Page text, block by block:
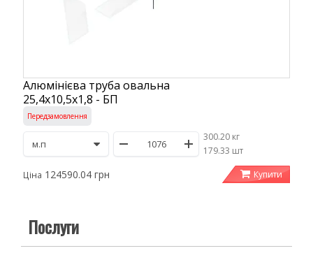
Алюмінієва труба овальна
25,4х10,5х1,8 - БП
Передзамовлення
300.20 кг
/179.33 шт
Ціна 124590.04 грн Купити
Послуги